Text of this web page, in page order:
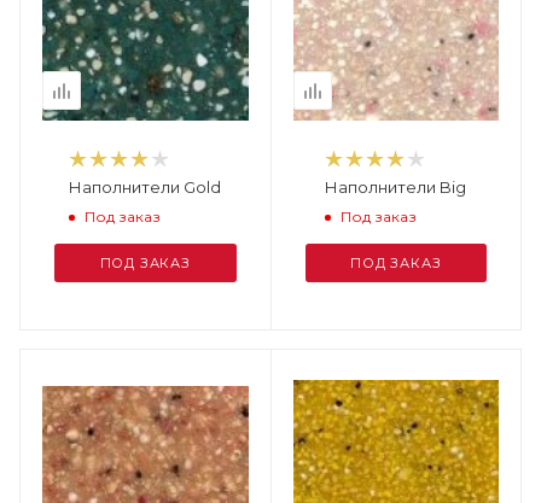
Наполнители Gold
Под заказ
ПОД ЗАКАЗ
Наполнители Big
Под заказ
ПОД ЗАКАЗ